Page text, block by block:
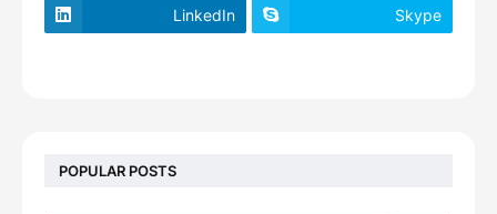
LinkedIn Skype
POPULAR POSTS